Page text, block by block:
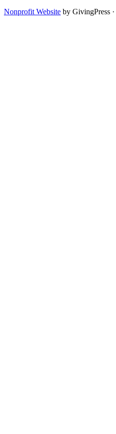
Nonprofit Website by GivingPress ·